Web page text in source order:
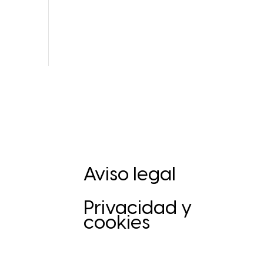
Aviso legal
Privacidad y
cookies